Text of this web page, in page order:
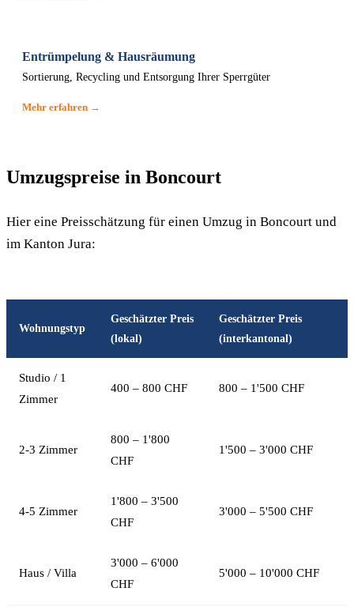
Entrümpelung & Hausräumung
Sortierung, Recycling und Entsorgung Ihrer Sperrgüter
Mehr erfahren →
Umzugspreise in Boncourt
Hier eine Preisschätzung für einen Umzug in Boncourt und
im Kanton Jura:
Wohnungstyp
Geschätzter Preis
(lokal)
Geschätzter Preis
(interkantonal)
Studio / 1
Zimmer
400 – 800 CHF 800 – 1'500 CHF
2-3 Zimmer
800 – 1'800
CHF
1'500 – 3'000 CHF
4-5 Zimmer
1'800 – 3'500
CHF
3'000 – 5'500 CHF
Haus / Villa
3'000 – 6'000
CHF
5'000 – 10'000 CHF